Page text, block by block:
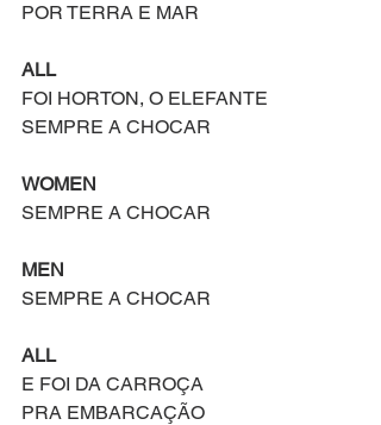
POR TERRA E MAR
ALL
FOI HORTON, O ELEFANTE
SEMPRE A CHOCAR
WOMEN
SEMPRE A CHOCAR
MEN
SEMPRE A CHOCAR
ALL
E FOI DA CARROÇA
PRA EMBARCAÇÃO